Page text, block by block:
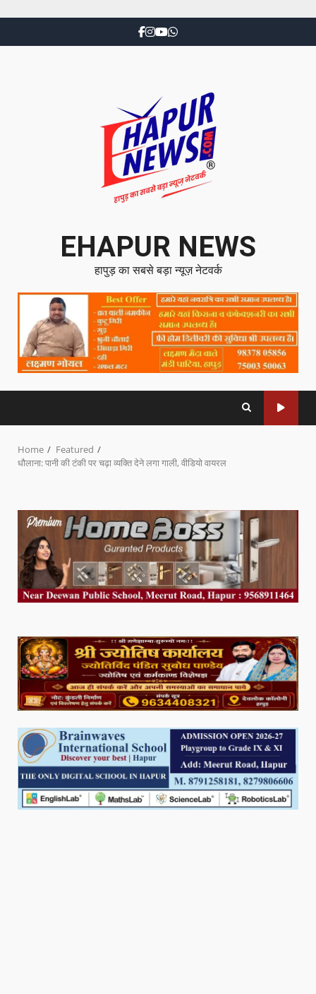
EHAPUR NEWS
हापुड़ का सबसे बड़ा न्यूज़ नेटवर्क
Home
Featured
धौलाना: पानी की टंकी पर चढ़ा व्यक्ति देने लगा गाली, वीडियो वायरल